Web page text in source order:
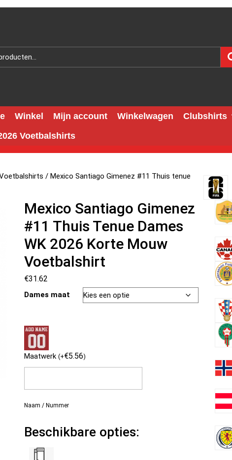
Winkel Mijn account Winkelwagen Clubshirts
Voetbalshirts
/ Mexico Santiago Gimenez #11 Thuis tenue
Mexico Santiago Gimenez
#11 Thuis Tenue Dames
WK 2026 Korte Mouw
Voetbalshirt
€31.62
Dames maat
Maatwerk (+€5.56)
Naam / Nummer
Beschikbare opties: